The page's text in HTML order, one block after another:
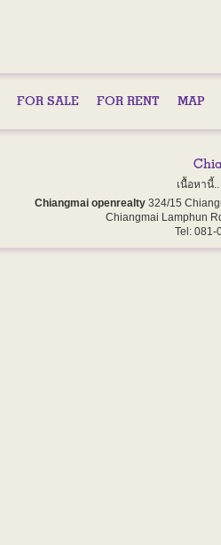
FOR SALE FOR RENT MAP
เนื้อหานี้
Chiangmai openrealty 324/15
Chiangmai Lamphun
Tel: